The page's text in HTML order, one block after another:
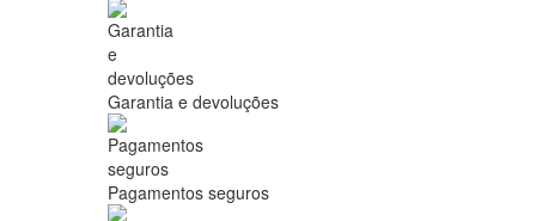
Garantia e devoluções
Pagamentos seguros